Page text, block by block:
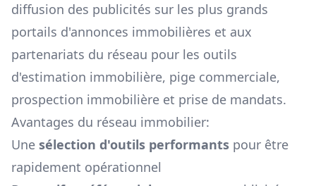
diffusion des publicités sur les plus grands
portails d'annonces immobilières et aux
partenariats du réseau pour les outils
d'estimation immobilière, pige commerciale,
prospection immobilière et prise de mandats.
Avantages du réseau immobilier:
Une sélection d'outils performants pour être
rapidement opérationnel